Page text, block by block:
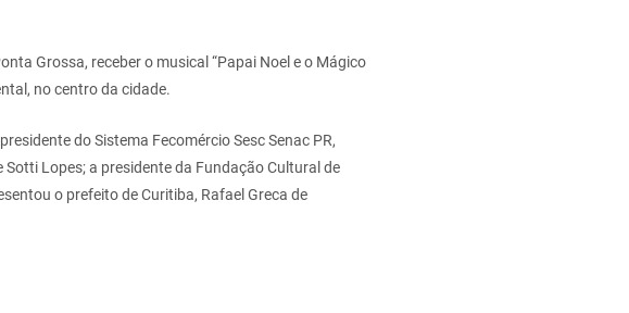
Grossa, receber o musical “Papai Noel e o Mágico
no centro da cidade.
do Sistema Fecomércio Sesc Senac PR,
Sotti Lopes; a presidente da Fundação Cultural de
o prefeito de Curitiba, Rafael Greca de